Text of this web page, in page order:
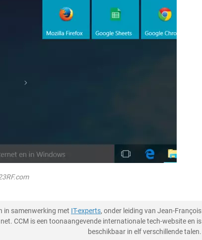
in samenwerking met IT-experts, onder leiding van Jean-François
CCM is een toonaangevende internationale tech-website en is
beschikbaar in elf verschillende talen.